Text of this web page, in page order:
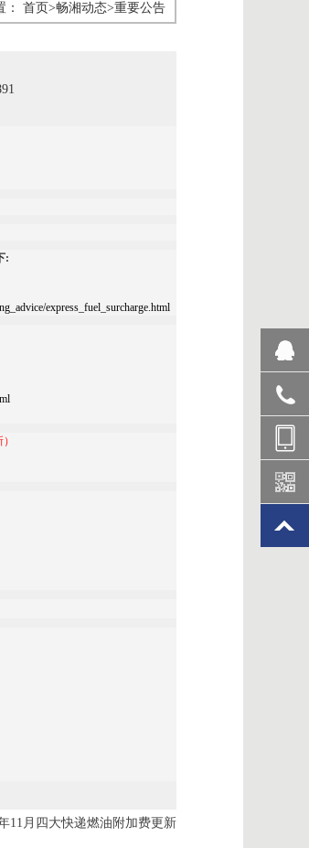
： 首页>畅湘动态>重要公告
:
express_fuel_surcharge.html
11月四大快递燃油附加费更新
QQ咨询